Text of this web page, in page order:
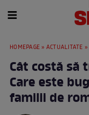
HOMEPAGE » ACTUALITATE »
Cât costă să
Care este
familii de